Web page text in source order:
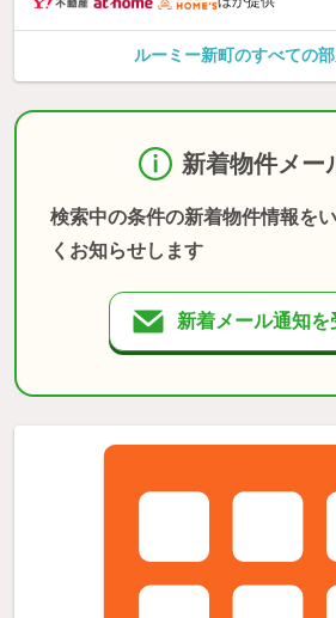
ルーミー新町のすべての
新着物件メー
検索中の条件の新着物件情報を
くお知らせします
新着メール通知を